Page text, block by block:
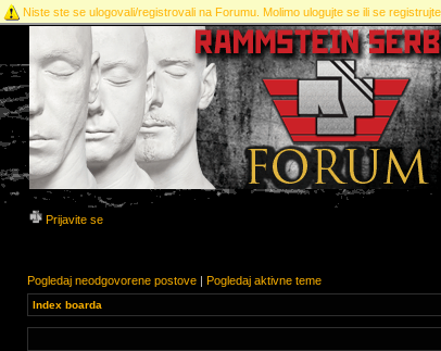
Niste ste se ulogovali/registrovali na Forumu. Molimo ulogujte se ili se
Prijavite se
Pogledaj neodgovorene postove | Pogledaj aktivne teme
Index boarda